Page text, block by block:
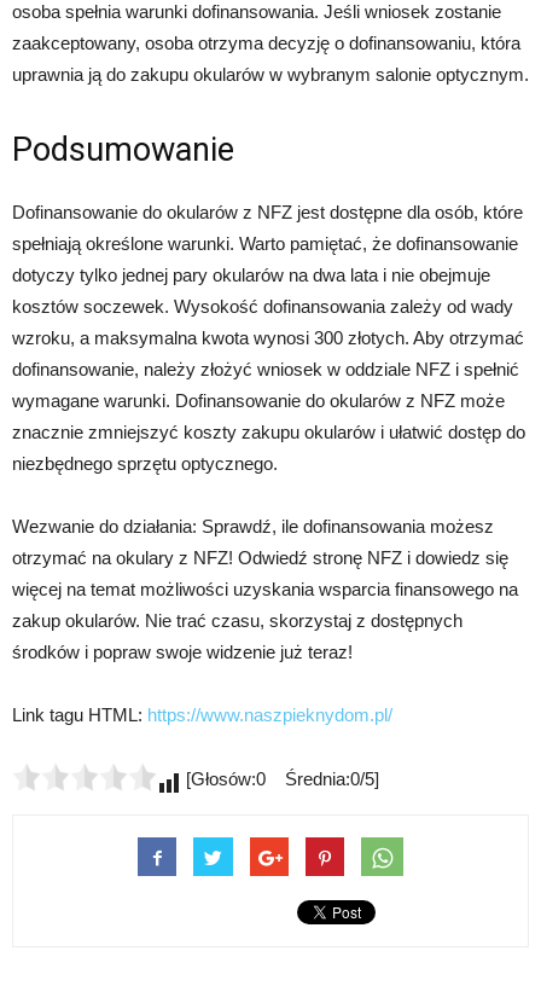
osoba spełnia warunki dofinansowania. Jeśli wniosek zostanie
zaakceptowany, osoba otrzyma decyzję o dofinansowaniu, która
uprawnia ją do zakupu okularów w wybranym salonie optycznym.
Podsumowanie
Dofinansowanie do okularów z NFZ jest dostępne dla osób, które
spełniają określone warunki. Warto pamiętać, że dofinansowanie
dotyczy tylko jednej pary okularów na dwa lata i nie obejmuje
kosztów soczewek. Wysokość dofinansowania zależy od wady
wzroku, a maksymalna kwota wynosi 300 złotych. Aby otrzymać
dofinansowanie, należy złożyć wniosek w oddziale NFZ i spełnić
wymagane warunki. Dofinansowanie do okularów z NFZ może
znacznie zmniejszyć koszty zakupu okularów i ułatwić dostęp do
niezbędnego sprzętu optycznego.
Wezwanie do działania: Sprawdź, ile dofinansowania możesz
otrzymać na okulary z NFZ! Odwiedź stronę NFZ i dowiedz się
więcej na temat możliwości uzyskania wsparcia finansowego na
zakup okularów. Nie trać czasu, skorzystaj z dostępnych
środków i popraw swoje widzenie już teraz!
Link tagu HTML: https://www.naszpieknydom.pl/
[Głosów:0 Średnia:0/5]